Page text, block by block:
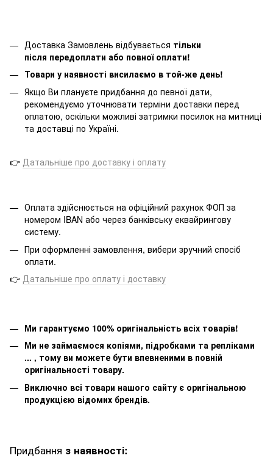
Доставка Замовлень відбувається тільки
після передоплати або повної оплати!
Товари у наявності висилаємо в той-же день!
Якщо Ви плануєте придбання до певної дати,
рекомендуємо уточнювати терміни доставки перед
оплатою, оскільки можливі затримки посилок на митниці
та доставці по Україні.
👉 Датальніше про доставку і оплату
Оплата здійснюється на офіційний рахунок ФОП за
номером IBAN або через банківську еквайрингову
систему.
При оформленні замовлення, вибери зручний спосіб
оплати.
👉 Датальніше про оплату і доставку
Ми гарантуємо 100% оригінальність всіх товарів!
Ми не займаємося копіями, підробками та репліками
... , тому ви можете бути впевненими в повній
оригінальності товару.
Виключно всі товари нашого сайту є оригінальною
продукцією відомих брендів.
Придбання з наявності: